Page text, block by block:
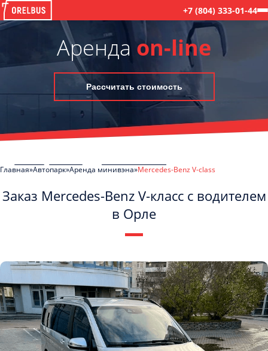
+7 (804) 333-01-44
Аренда on-line
Рассчитать стоимость
Главная Автопарк Аренда минивэна Mercedes-Benz V-class
Заказ Mercedes-Benz V-класс с водителем
в Орле
Политикой конфиденциальности
ознакомлен(а), даю согласие на